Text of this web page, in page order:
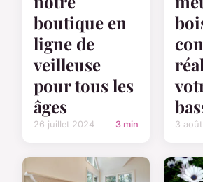
boutique en
ligne de
veilleuse
pour tous les
âges
26 juillet 2024 3 min 3